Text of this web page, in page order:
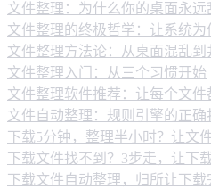
文件整理：为什么你的桌面永远
文件整理的终极哲学：让系统为
文件整理方法论：从桌面混乱
文件整理入门：从三个习惯开始
文件整理软件推荐：让每个文件
文件自动整理：规则引擎的正确
下载5分钟，整理半小时？让文
下载文件找不到？3步走，让下
下载文件自动整理，归所让下